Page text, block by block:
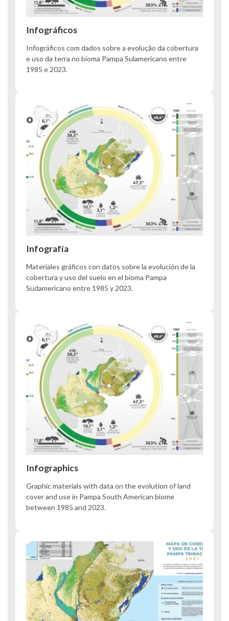
Infográficos
Infográficos com dados sobre a evolução da cobertura
e uso da terra no bioma Pampa Sulamericano entre
1985 e 2023.
Infografía
Materiales gráficos con datos sobre la evolución de la
cobertura y uso del suelo en el bioma Pampa
Sudamericano entre 1985 y 2023.
Infographics
Graphic materials with data on the evolution of land
cover and use in Pampa South American biome
between 1985 and 2023.